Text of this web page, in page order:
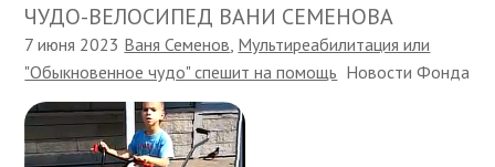
ЧУДО-ВЕЛОСИПЕД ВАНИ СЕМЕНОВА
7 июня 2023 Ваня Семенов Мультиреабилитация или
"Обыкновенное чудо" спешит на помощь Новости Фонда